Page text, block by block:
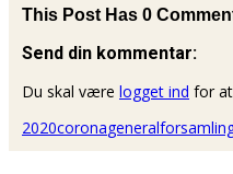
This Post Has 0
Send din kommentar:
Du skal være logget ind for
2020corona